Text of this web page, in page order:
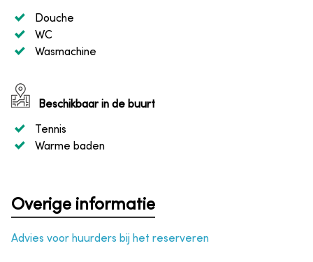
Douche
WC
Wasmachine
Beschikbaar in de buurt
Tennis
Warme baden
Overige informatie
Advies voor huurders bij het reserveren